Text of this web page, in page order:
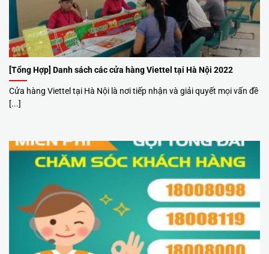
[Tổng Hợp] Danh sách các cửa hàng Viettel tại Hà Nội 2022
Cửa hàng Viettel tại Hà Nội là nơi tiếp nhận và giải quyết mọi vấn đề
[...]